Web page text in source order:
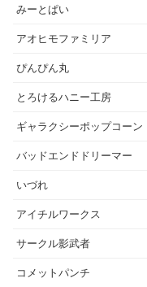
みーとぱい
アオヒモファミリア
ぴんぴん丸
とろけるハニー工房
ギャラクシーポップコーン
バッドエンドドリーマー
いづれ
アイチルワークス
サークル影武者
コメットパンチ